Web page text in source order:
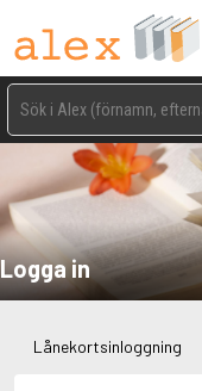
Logga in
Lånekortsinloggning